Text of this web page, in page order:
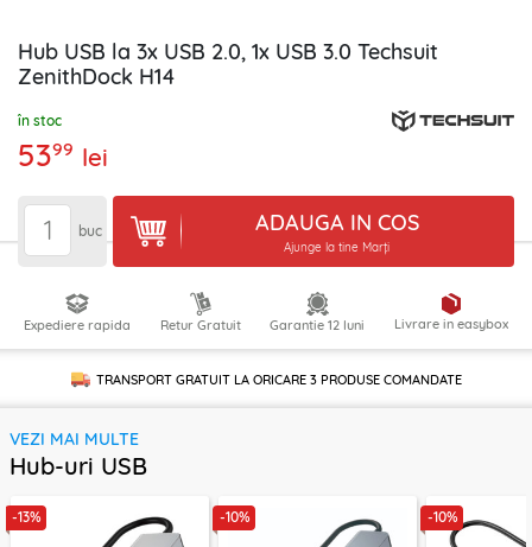
Hub USB la 3x USB 2.0, 1x USB 3.0 Techsuit
ZenithDock H14
în stoc
5399 lei
buc ADAUGA IN COS
Ajunge la tine Marți
Expediere rapida Retur Gratuit Garantie 12 luni Livrare in easybox
TRANSPORT GRATUIT LA ORICARE 3 PRODUSECOMANDATE
VEZI MAI MULTE
Hub-uri USB
-13% -10% -10%